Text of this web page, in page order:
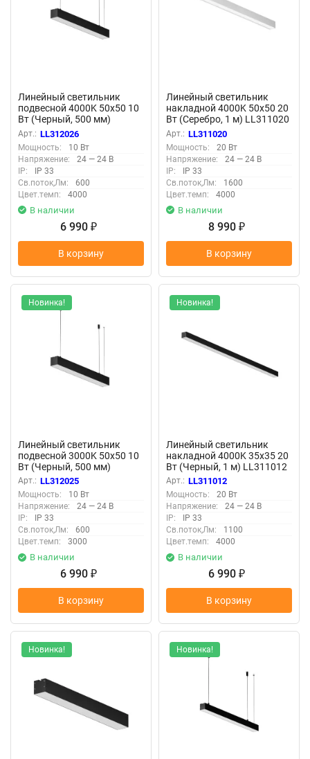
Линейный светильник
подвесной 4000K 50x50 10
Вт (Черный, 500 мм)
LL312026 (Черный)
LL312026
Арт.: LL312026
Мощность:
10 Вт
Напряжение:
24 — 24 В
IP:
IP 33
Св.поток,Лм:
600
Цвет.темп:
4000
В наличии
6 990 ₽
В корзину
Линейный светильник
накладной 4000K 50x50 20
Вт (Серебро, 1 м) LL311020
(Серебро) LL311020
Арт.: LL311020
Мощность:
20 Вт
Напряжение:
24 — 24 В
IP:
IP 33
Св.поток,Лм:
1600
Цвет.темп:
4000
В наличии
8 990 ₽
В корзину
Новинка!
Линейный светильник
подвесной 3000K 50x50 10
Вт (Черный, 500 мм)
LL312025 (Черный)
LL312025
Арт.: LL312025
Мощность:
10 Вт
Напряжение:
24 — 24 В
IP:
IP 33
Св.поток,Лм:
600
Цвет.темп:
3000
В наличии
6 990 ₽
В корзину
Новинка!
Линейный светильник
накладной 4000K 35x35 20
Вт (Черный, 1 м) LL311012
(Черный) LL311012
Арт.: LL311012
Мощность:
20 Вт
Напряжение:
24 — 24 В
IP:
IP 33
Св.поток,Лм:
1100
Цвет.темп:
4000
В наличии
6 990 ₽
В корзину
Новинка! Новинка!